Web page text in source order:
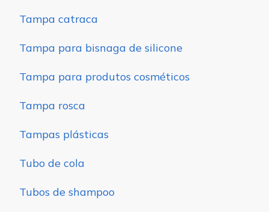
Tampa catraca
Tampa para bisnaga de silicone
Tampa para produtos cosméticos
Tampa rosca
Tampas plásticas
Tubo de cola
Tubos de shampoo